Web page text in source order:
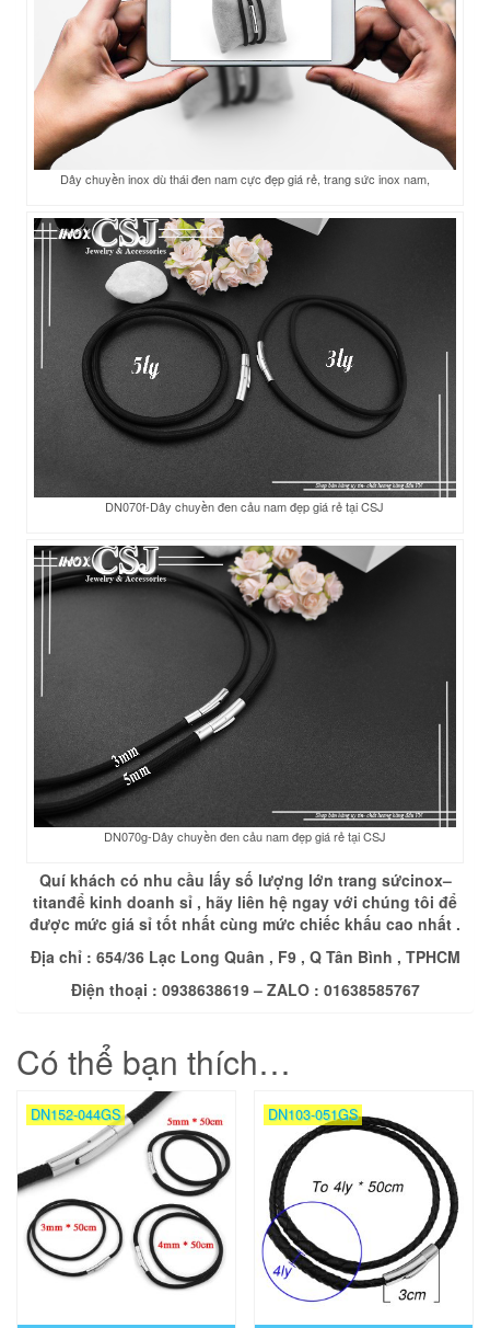
Dây chuyền inox dù thái đen nam cực đẹp giá rẻ, trang sức inox nam,
DN070f-Dây chuyền đen cảu nam đẹp giá rẻ tại CSJ
DN070g-Dây chuyền đen cảu nam đẹp giá rẻ tại CSJ
Quí khách có nhu cầu lấy số lượng lớn trang sứcinox–
titanđể kinh doanh sỉ , hãy liên hệ ngay với chúng tôi để
được mức giá sỉ tốt nhất cùng mức chiếc khấu cao nhất .
Địa chỉ : 654/36 Lạc Long Quân , F9 , Q Tân Bình , TPHCM
Điện thoại : 0938638619 – ZALO : 01638585767
Có thể bạn thích…
DN152-044GS DN103-051GS